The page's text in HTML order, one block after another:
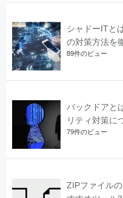
シャドーITと
の対策方法を
89件のビュー
バックドアと
リティ対策に
79件のビュー
ZIPファイル